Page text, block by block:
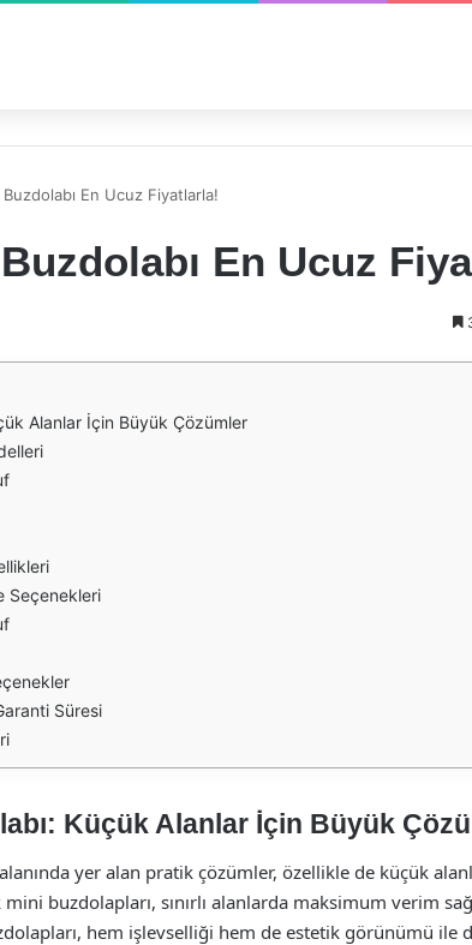
En Ucuz Fiyatlarla!
En Ucuz
Alanlar İçin Büyük Çözümler
Seçenekleri
Süresi
Küçük Alanlar İçin Büyük
yer alan pratik çözümler, özellikle de küçük
buzdolapları, sınırlı alanlarda maksimum verim
hem işlevselliği hem de estetik görünümü ile